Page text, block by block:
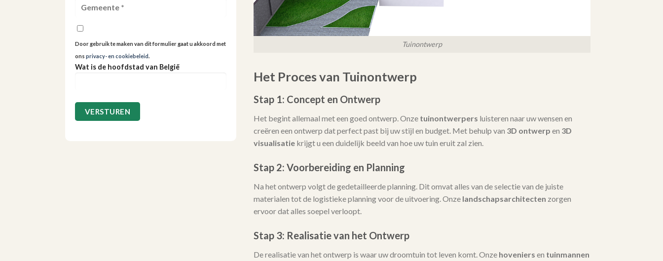
Door gebruik te maken van dit formulier gaat u akkoord met
ons privacy- en cookiebeleid.
Wat is de hoofdstad van België
Tuinontwerp
Het Proces van Tuinontwerp
Stap 1: Concept en Ontwerp
Het begint allemaal met een goed ontwerp. Onze tuinontwerpers luisteren naar uw wensen en
creëren een ontwerp dat perfect past bij uw stijl en budget. Met behulp van 3D ontwerp en 3D
visualisatiekrijgt u een duidelijk beeld van hoe uw tuin eruit zal zien.
Stap 2: Voorbereiding en Planning
Na het ontwerp volgt de gedetailleerde planning. Dit omvat alles van de selectie van de juiste
materialen tot de logistieke planning voor de uitvoering. Onze landschapsarchitecten zorgen
ervoor dat alles soepel verloopt.
Stap 3: Realisatie van het Ontwerp
De realisatie van het ontwerp is waar uw droomtuin tot leven komt. Onze hoveniers en tuinmannen